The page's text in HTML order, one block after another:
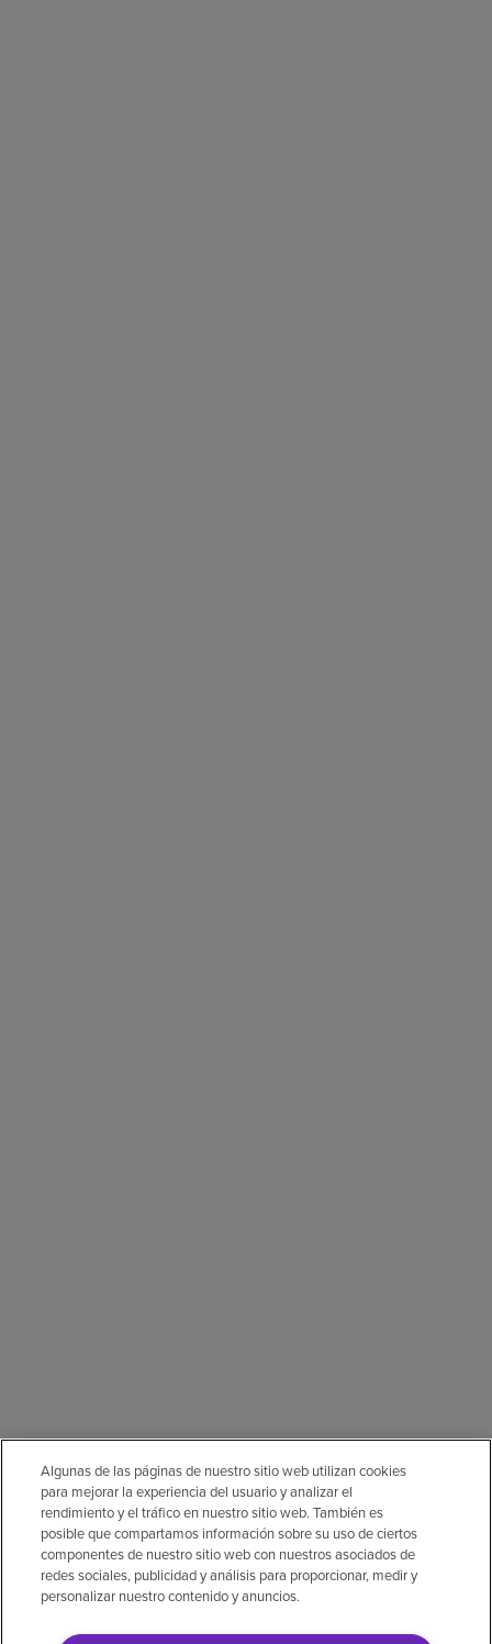
Algunas de las páginas de nuestro sitio web utilizan cookies
para mejorar la experiencia del usuario y analizar el
rendimiento y el tráfico en nuestro sitio web. También es
posible que compartamos información sobre su uso de ciertos
componentes de nuestro sitio web con nuestros asociados de
redes sociales, publicidad y análisis para proporcionar, medir y
personalizar nuestro contenido y anuncios.